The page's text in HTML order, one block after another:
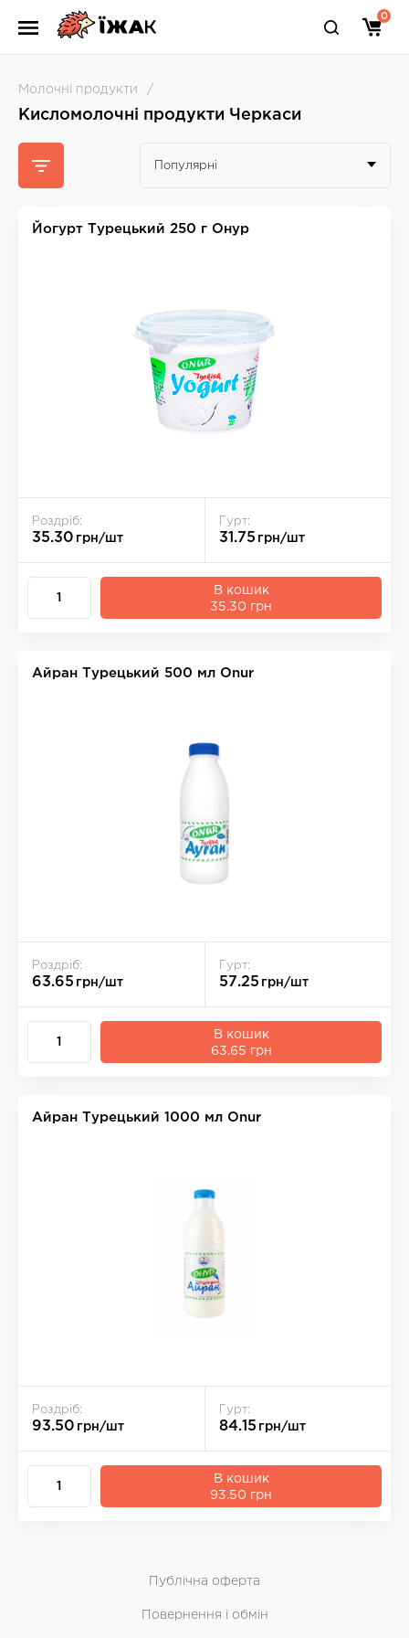
0
Молочні продукти
Кисломолочні продукти Черкаси
Популярні
Йогурт Турецький 250 г Онур
Роздріб:
35.30 грн/шт
Гурт:
31.75 грн/шт
В кошик
35.30 грн
Айран Турецький 500 мл Onur
Роздріб:
63.65 грн/шт
Гурт:
57.25 грн/шт
В кошик
63.65 грн
Айран Турецький 1000 мл Onur
Роздріб:
93.50 грн/шт
Гурт:
84.15 грн/шт
В кошик
93.50 грн
Публічна оферта
Повернення і обмін